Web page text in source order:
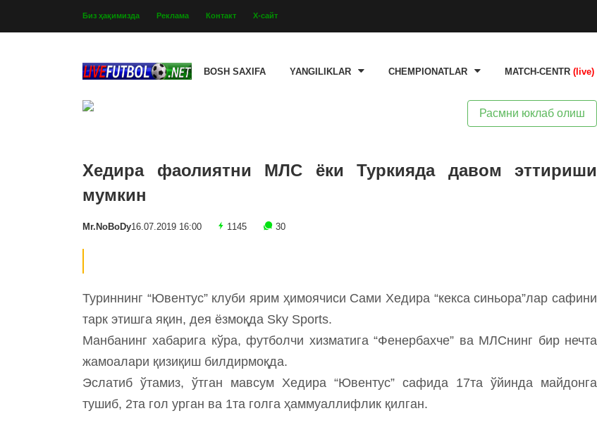
Биз ҳақимизда Реклама Контакт Х-сайт
BOSH SAXIFA YANGILIKLAR CHEMPIONATLAR MATCH-CENTR (live)
Расмни юклаб олиш
Хедира фаолиятни МЛС ёки Туркияда давом эттириши
мумкин
Mr.NoBoDy16.07.2019 16:00 1145 30
Туриннинг “Ювентус” клуби ярим ҳимоячиси Сами Хедира “кекса синьора”лар сафини
тарк этишга яқин, дея ёзмоқда Sky Sports.
Манбанинг хабарига кўра, футболчи хизматига “Фенербахче” ва МЛСнинг бир нечта
жамоалари қизиқиш билдирмоқда.
Эслатиб ўтамиз, ўтган мавсум Хедира “Ювентус” сафида 17та ўйинда майдонга
тушиб, 2та гол урган ва 1та голга ҳаммуаллифлик қилган.